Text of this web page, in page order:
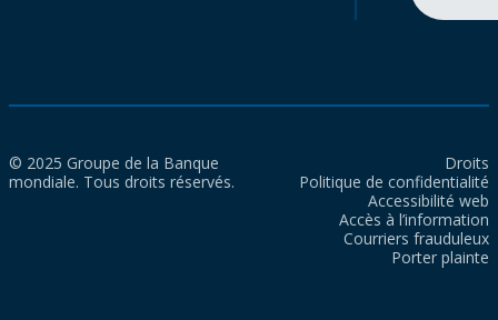
© 2025 Groupe de la Banque
mondiale. Tous droits réservés.
Droits
Politique de confidentialité
Accessibilité web
Accès à l’information
Courriers frauduleux
Porter plainte